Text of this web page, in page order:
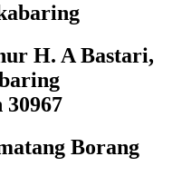
H. A Bastari,
30967
Borang